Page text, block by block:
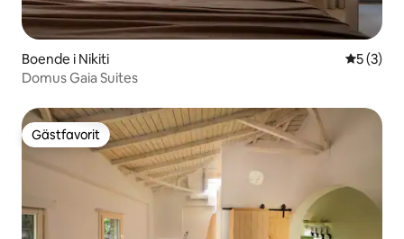
Boende i Nikiti 5 av 5 i
5 (3)
Domus Gaia Suites
Gästfavorit
Gästfavorit